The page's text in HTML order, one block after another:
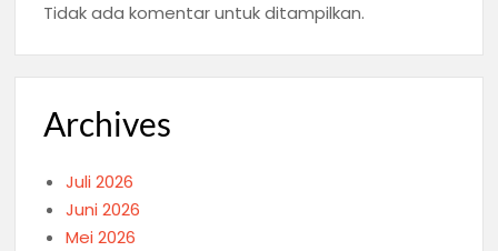
Tidak ada komentar untuk ditampilkan.
Archives
Juli 2026
Juni 2026
Mei 2026